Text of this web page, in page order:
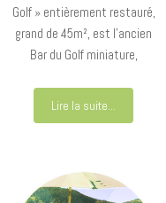
Golf » entièrement restauré,
grand de 45m², est l’ancien
Bar du Golf miniature,
Lire la suite...